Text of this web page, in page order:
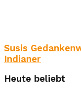
Susis
Indianer
Heute beliebt